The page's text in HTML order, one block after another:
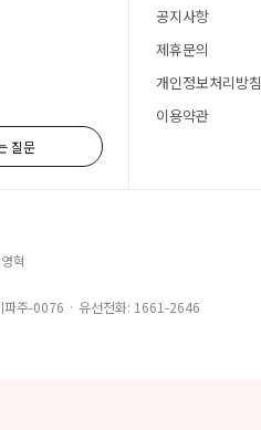
질문
공지사항
제휴문의
개인정보처리방침
이용약관
혁
주-0076 · 유선전화: 1661-2646